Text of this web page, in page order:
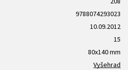
9788074293023
10.09.2012
15
80x140 mm
Vyšehrad